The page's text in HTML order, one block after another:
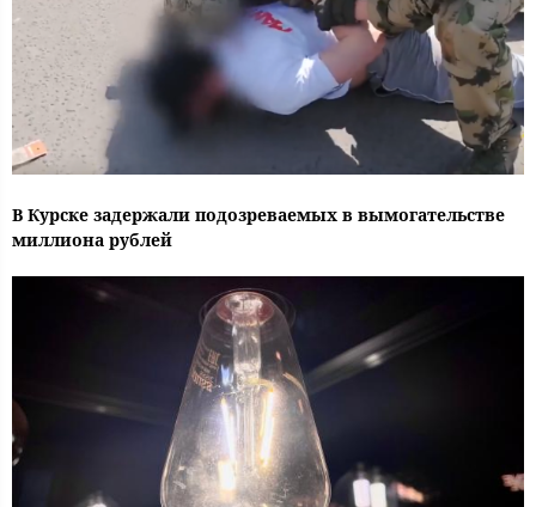
В Курске задержали подозреваемых в вымогательстве
миллиона рублей